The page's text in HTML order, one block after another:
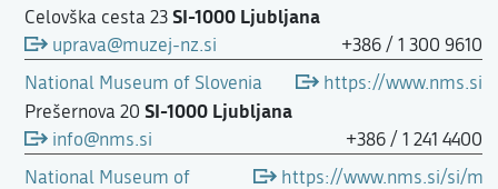
Celovška cesta 23 SI-1000 Ljubljana
+386 / 1 300 9610
uprava@muzej-nz.si
https://www.nms.si
National Museum of Slovenia
Prešernova 20 SI-1000 Ljubljana
+386 / 1 241 4400
info@nms.si
https://www.nms.si/si/
National Museum of